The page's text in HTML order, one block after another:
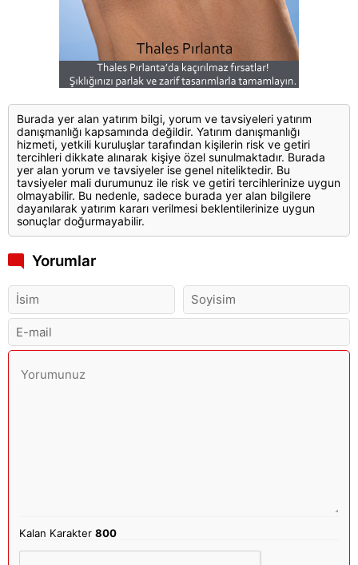
Burada yer alan yatırım bilgi, yorum ve tavsiyeleri yatırım
danışmanlığı kapsamında değildir. Yatırım danışmanlığı
hizmeti, yetkili kuruluşlar tarafından kişilerin risk ve getiri
tercihleri dikkate alınarak kişiye özel sunulmaktadır. Burada
yer alan yorum ve tavsiyeler ise genel niteliktedir. Bu
tavsiyeler mali durumunuz ile risk ve getiri tercihlerinize uygun
olmayabilir. Bu nedenle, sadece burada yer alan bilgilere
dayanılarak yatırım kararı verilmesi beklentilerinize uygun
sonuçlar doğurmayabilir.
Yorumlar
Kalan Karakter800